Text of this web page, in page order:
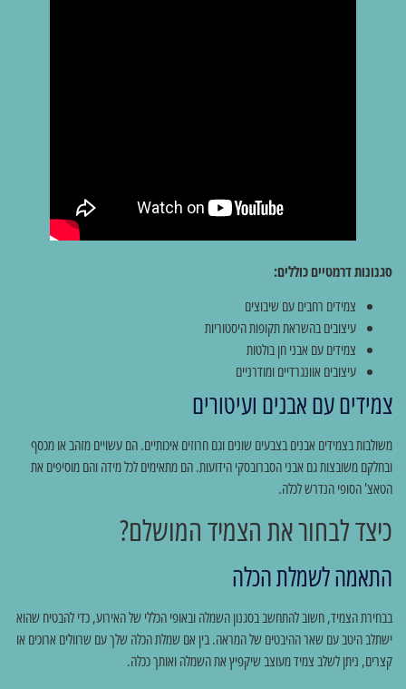
סגנונות דרמטיים כוללים:
צמידים רחבים עם שיבוצים
עיצובים בהשראת תקופות היסטוריות
צמידים עם אבני חן בולטות
עיצובים אוונגרדיים ומודרניים
צמידים עם אבנים ועיטורים
משולבות בצמידים אבנים בצבעים שונים וגם חרוזים איכותיים. הם עשויים מזהב או מכסף
ובחלקם משובצות גם אבני הסברובסקי הידועות. הם מתאימים לכל מידה והם מוסיפים את
הטאצ' הסופי הנדרש לכלה.
כיצד לבחור את הצמיד המושלם?
התאמה לשמלת הכלה
בבחירת הצמיד, חשוב להתחשב בסגנון השמלה ובאופי הכללי של האירוע, כדי להבטיח שהוא
ישתלב היטב עם שאר ההיבטים של המראה. בין אם שמלת הכלה שלך עם שרוולים ארוכים או
קצרים, ניתן לשלב צמיד מעוצב שיקפיץ את השמלה ואותך ככלה.